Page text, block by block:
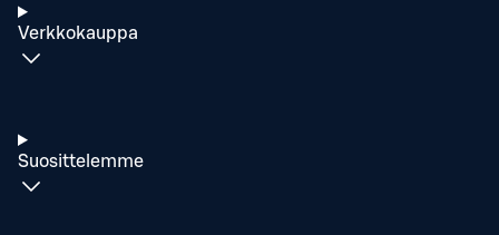
Verkkokauppa
Suosittelemme